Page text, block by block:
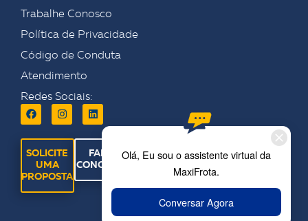
Trabalhe Conosco
Política de Privacidade
Código de Conduta
Atendimento
Redes Sociais:
SOLICITE
UMA
PROPOSTA
FALE
CONOSCO